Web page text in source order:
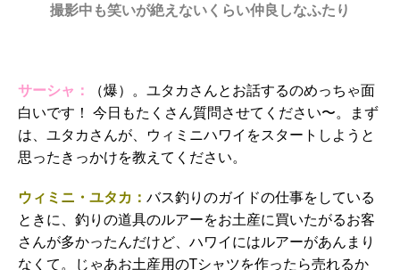
撮影中も笑いが絶えないくらい仲良しなふたり
サーシャ：
（爆）。ユタカさんとお話するのめっちゃ面
白いです！ 今日もたくさん質問させてください〜。まず
は、ユタカさんが、ウィミニハワイをスタートしようと
思ったきっかけを教えてください。
ウィミニ・ユタカ： バス釣りのガイドの仕事をしている
ときに、釣りの道具のルアーをお土産に買いたがるお客
さんが多かったんだけど、ハワイにはルアーがあんまり
なくて。じゃあお土産用のTシャツを作ったら売れるか